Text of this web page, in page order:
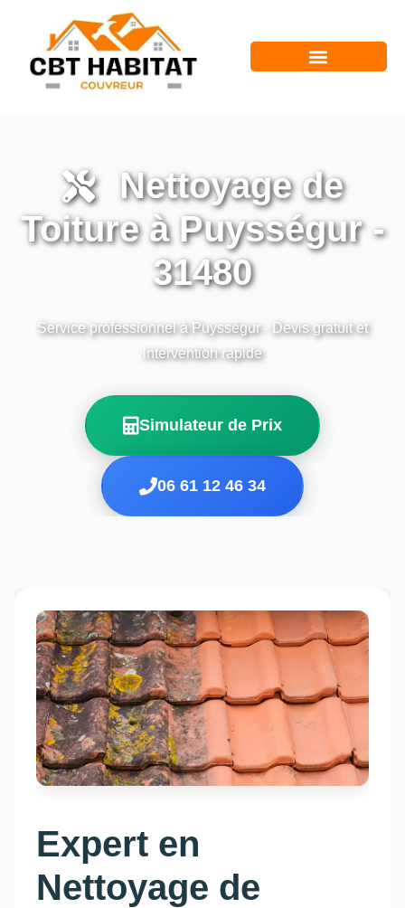
Nettoyage de
Toiture à Puysségur -
31480
Service professionnel à Puysségur - Devis gratuit et
intervention rapide
Simulateur de Prix
06 61 12 46 34
Expert en
Nettoyage de